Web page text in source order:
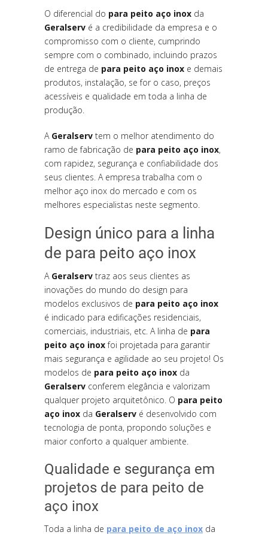
O diferencial do para peito aço inox da
Geralserv é a credibilidade da empresa e o
compromisso com o cliente, cumprindo
sempre com o combinado, incluindo prazos
de entrega de para peito aço inox e demais
produtos, instalação, se for o caso, preços
acessíveis e qualidade em toda a linha de
produção.
A Geralserv tem o melhor atendimento do
ramo de fabricação de para peito aço inox,
com rapidez, segurança e confiabilidade dos
seus clientes. A empresa trabalha com o
melhor aço inox do mercado e com os
melhores especialistas neste segmento.
Design único para a linha
de para peito aço inox
A Geralserv traz aos seus clientes as
inovações do mundo do design para
modelos exclusivos de para peito aço inox
é indicado para edificações residenciais,
comerciais, industriais, etc. A linha de para
peito aço inoxfoi projetada para garantir
mais segurança e agilidade ao seu projeto! Os
modelos de para peito aço inox da
Geralserv conferem elegância e valorizam
qualquer projeto arquitetônico. O para peito
aço inox da Geralserv é desenvolvido com
tecnologia de ponta, propondo soluções e
maior conforto a qualquer ambiente.
Qualidade e segurança em
projetos de para peito de
aço inox
Toda a linha de para peito de aço inox da